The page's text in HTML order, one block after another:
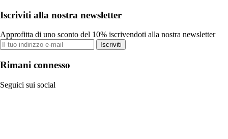
Iscriviti alla nostra newsletter
Approfitta di uno sconto del 10% iscrivendoti alla nostra newsletter
Iscriviti
Rimani connesso
Seguici sui social